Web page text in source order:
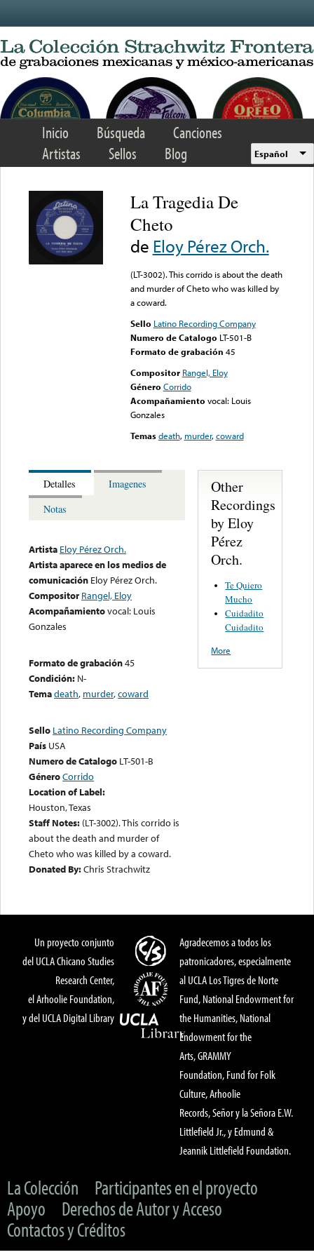
Inicio Búsqueda
Canciones
Artistas
Sellos Blog Español
La Tragedia De
Cheto
de Eloy Pérez Orch.
(LT-3002). This corrido is about the death
and murder of Cheto who was killed by
a coward.
Sello Latino Recording Company
Numero de Catalogo LT-501-B
Formato de grabación 45
Compositor Rangel, Eloy
Género Corrido
Acompañamiento vocal: Louis
Gonzales
Temas death, murder,coward
Detalles
Imagenes
Notas
Artista Eloy Pérez Orch.
Artista aparece en los medios de
comunicación Eloy Pérez Orch.
Compositor Rangel, Eloy
Acompañamientovocal: Louis
Gonzales
Formato de grabación45
Condición: N-
Temadeath, murder,coward
Sello Latino Recording Company
País USA
Numero de Catalogo LT-501-B
GéneroCorrido
Location of Label:
Houston, Texas
Staff Notes: (LT-3002). This corrido is
about the death and murder of
Cheto who was killed by a coward.
Donated By:Chris Strachwitz
Other
Recordings
by Eloy
Pérez
Orch.
Te Quiero
Mucho
Cuidadito
Cuidadito
More
Un proyecto conjunto
del UCLA Chicano Studies
Research Center,
el Arhoolie Foundation,
y del UCLA Digital Library
Agradecemos a todos los
patronicadores, especialmente
al UCLA Los Tigres de Norte
Fund, National Endowment for
the Humanities, National
Endowment for the
Arts, GRAMMY
Foundation, Fund for Folk
Culture, Arhoolie
Records, Señor y la Señora E.W.
Littlefield Jr., y Edmund &
Jeannik Littlefield Foundation.
La Colección
Participantes en el proyecto
Apoyo
Derechos de Autor y Acceso
Contactos y Créditos